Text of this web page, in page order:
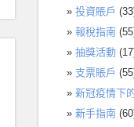
投資賬戶
報稅指南
抽獎活動
支票賬戶
新冠疫情下
新手指南